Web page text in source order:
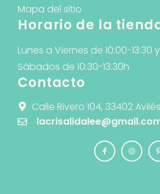
Mapa del sitio
Horario de la
Lunes a Viernes de 10:00-13:30
Sábados de 10:30-13:30h
Contacto
Calle Rivero 104, 33402